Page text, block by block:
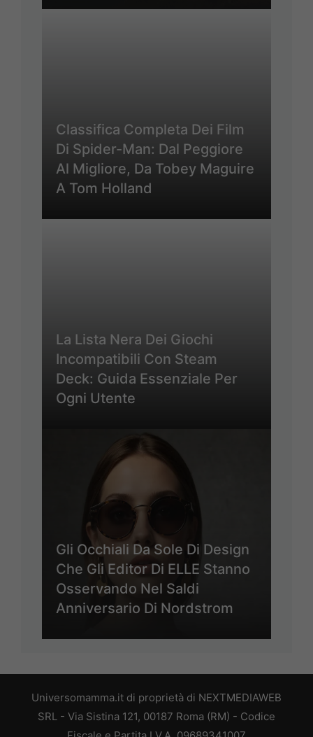
Classifica Completa Dei Film
Di Spider-Man: Dal Peggiore
Al Migliore, Da Tobey Maguire
A Tom Holland
La Lista Nera Dei Giochi
Incompatibili Con Steam
Deck: Guida Essenziale Per
Ogni Utente
Gli Occhiali Da Sole Di Design
Che Gli Editor Di ELLE Stanno
Osservando Nel Saldi
Anniversario Di Nordstrom
Universomamma.it di proprietà di NEXTMEDIAWEB
SRL - Via Sistina 121, 00187 Roma (RM) - Codice